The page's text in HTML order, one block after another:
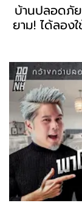
บ้านปลอดภั
ยาม! ได้ลอง